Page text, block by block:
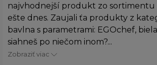
najvhodnejší produkt zo sortimentu
ešte dnes. Zaujali ťa produkty z
bavlna s parametrami: EGOchef,
siahneš po niečom inom?...
Zobraziť viac